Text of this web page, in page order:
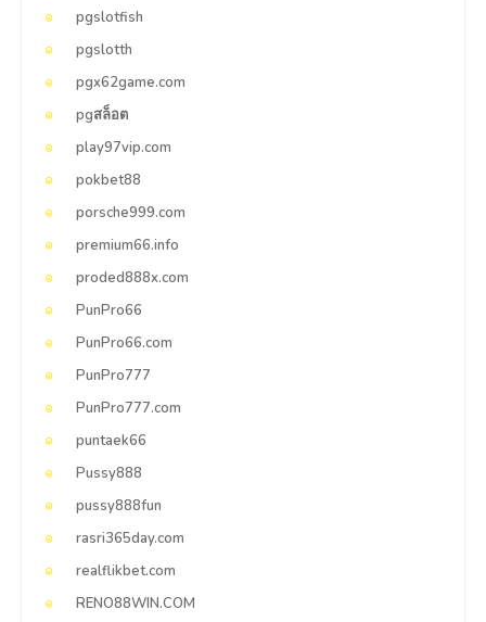
pgslotfish
pgslotth
pgx62game.com
pgสล็อต
play97vip.com
pokbet88
porsche999.com
premium66.info
proded888x.com
PunPro66
PunPro66.com
PunPro777
PunPro777.com
puntaek66
Pussy888
pussy888fun
rasri365day.com
realflikbet.com
RENO88WIN.COM